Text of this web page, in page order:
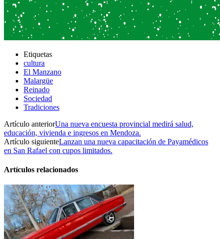
Etiquetas
cultura
El Manzano
Malargüe
Reinado
Sociedad
Tradiciones
Artículo anteriorUna nueva encuesta provincial medirá salud,
educación, vivienda e ingresos en Mendoza.
Artículo siguienteLanzan una nueva capacitación de Payamédicos
en San Rafael con cupos limitados.
Artículos relacionados